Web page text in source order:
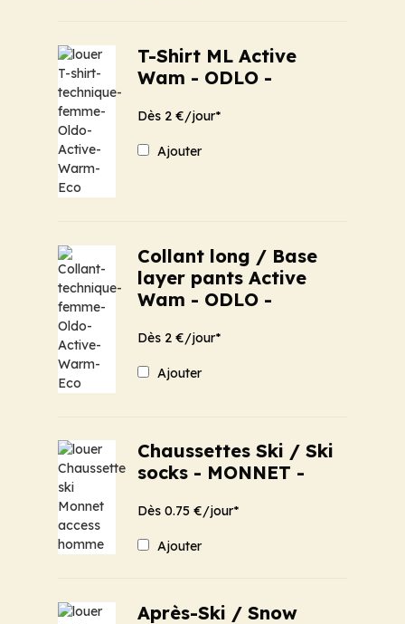
T-Shirt ML Active
Wam - ODLO -
Dès 2 €/jour*
Ajouter
Collant long / Base
layer pants Active
Wam - ODLO -
Dès 2 €/jour*
Ajouter
Chaussettes Ski / Ski
socks - MONNET -
Dès 0.75 €/jour*
Ajouter
Après-Ski / Snow